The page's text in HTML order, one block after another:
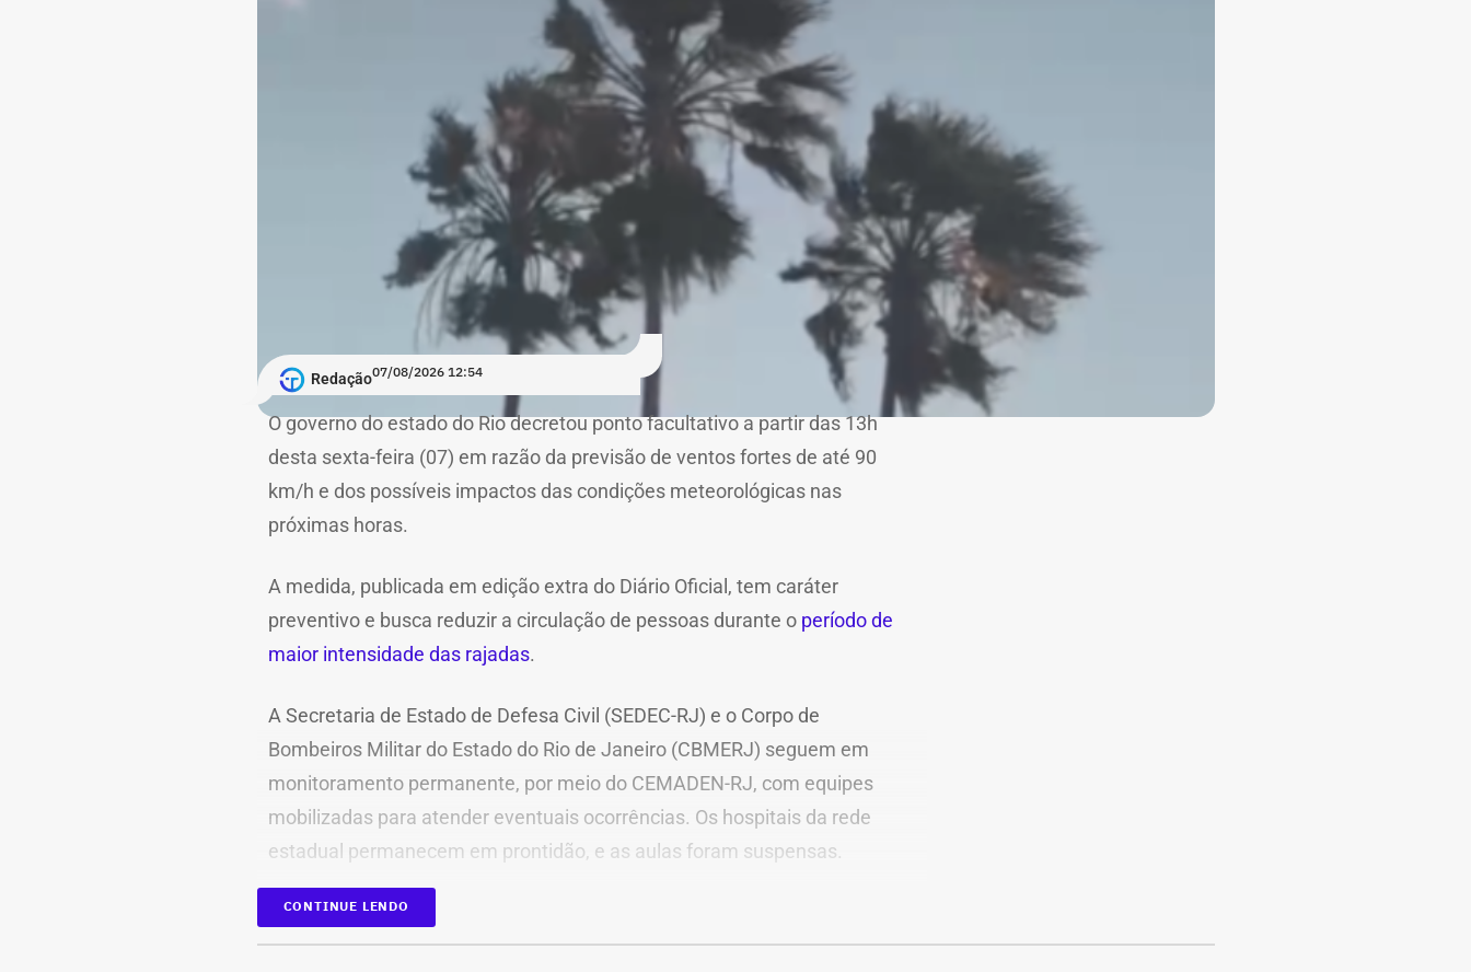
Redação07/08/2026 12:54
O governo do estado do Rio decretou ponto facultativo a partir das 13h
desta sexta-feira (07) em razão da previsão de ventos fortes de até 90
km/h e dos possíveis impactos das condições meteorológicas nas
próximas horas.
A medida, publicada em edição extra do Diário Oficial, tem caráter
preventivo e busca reduzir a circulação de pessoas durante o período de
maior intensidade das rajadas.
A Secretaria de Estado de Defesa Civil (SEDEC-RJ) e o Corpo de
Bombeiros Militar do Estado do Rio de Janeiro (CBMERJ) seguem em
monitoramento permanente, por meio do CEMADEN-RJ, com equipes
mobilizadas para atender eventuais ocorrências. Os hospitais da rede
estadual permanecem em prontidão, e as aulas foram suspensas.
As autoridades orientam a população a evitar deslocamentos
desnecessários durante as rajadas de vento, manter distância de árvores,
CONTINUE LENDO